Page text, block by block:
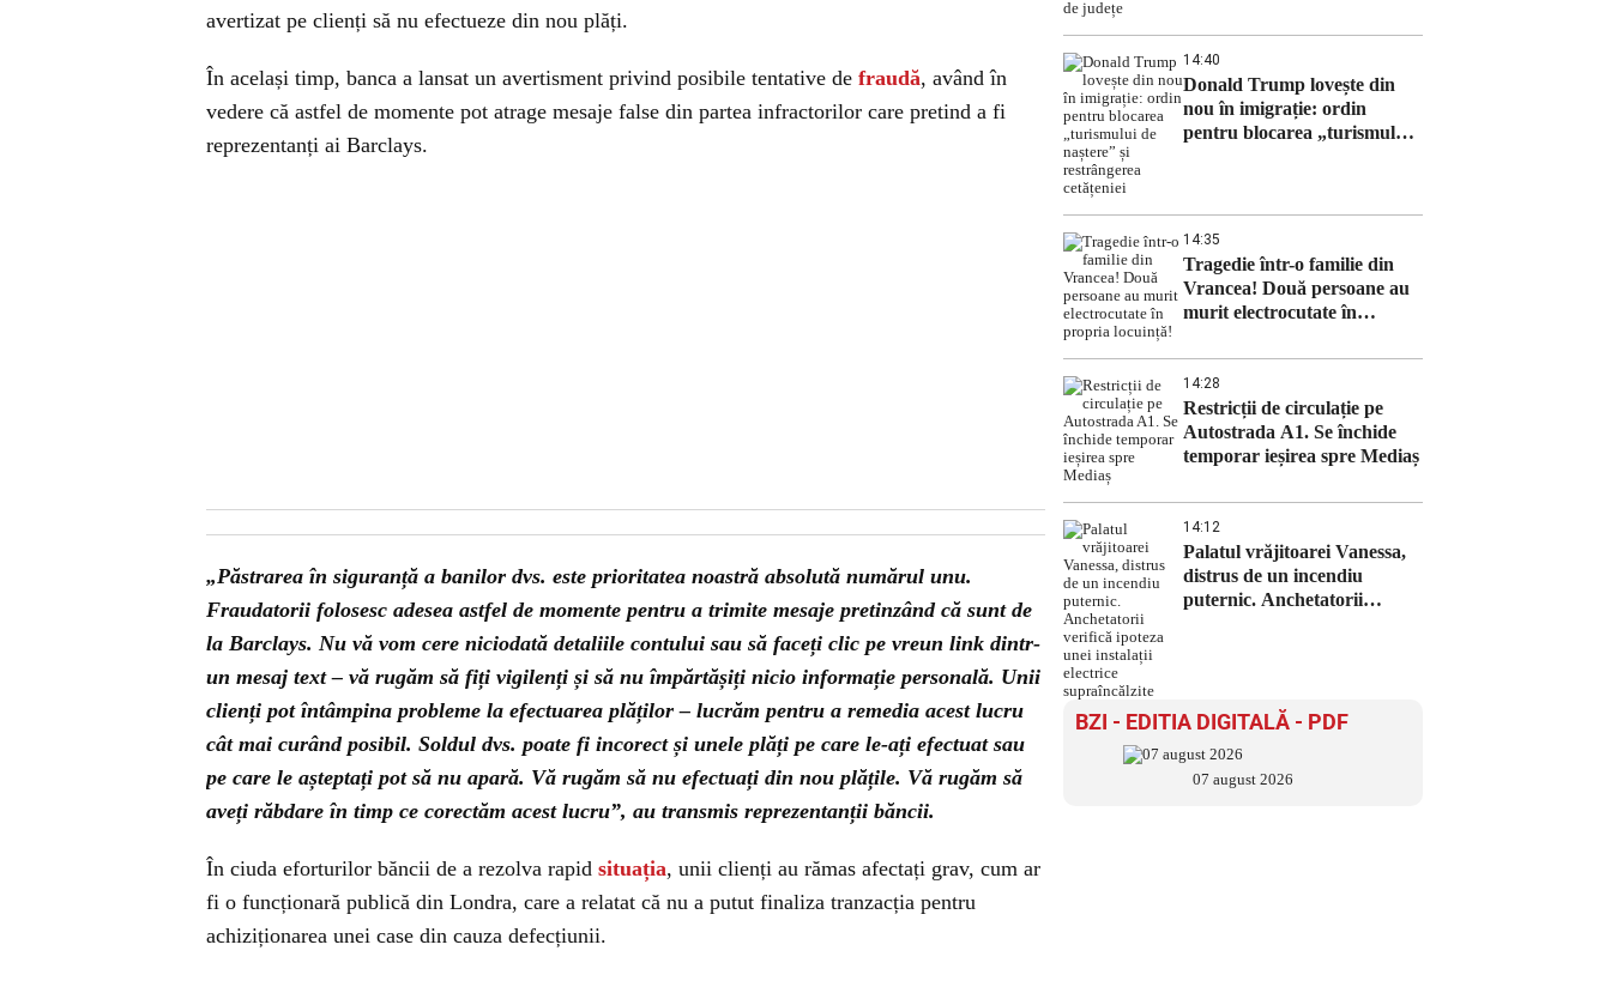
avertizat pe clienți să nu efectueze din nou plăți.
În același timp, banca a lansat un avertisment privind posibile tentative de fraudă, având în
vedere că astfel de momente pot atrage mesaje false din partea infractorilor care pretind a fi
reprezentanți ai Barclays.
„Păstrarea în siguranță a banilor dvs. este prioritatea noastră absolută numărul unu.
Fraudatorii folosesc adesea astfel de momente pentru a trimite mesaje pretinzând că sunt de
la Barclays. Nu vă vom cere niciodată detaliile contului sau să faceți clic pe vreun link dintr-
un mesaj text – vă rugăm să fiți vigilenți și să nu împărtășiți nicio informație personală. Unii
clienți pot întâmpina probleme la efectuarea plăților – lucrăm pentru a remedia acest lucru
cât mai curând posibil. Soldul dvs. poate fi incorect și unele plăți pe care le-ați efectuat sau
pe care le așteptați pot să nu apară. Vă rugăm să nu efectuați din nou plățile. Vă rugăm să
aveți răbdare în timp ce corectăm acest lucru”, au transmis reprezentanții băncii.
În ciuda eforturilor băncii de a rezolva rapid situația, unii clienți au rămas afectați grav, cum ar
fi o funcționară publică din Londra, care a relatat că nu a putut finaliza tranzacția pentru
achiziționarea unei case din cauza defecțiunii.
14:40
Donald Trump lovește din
nou în imigrație: ordin
pentru blocarea „turismului
14:35
Tragedie într-o familie din
Vrancea! Două persoane au
murit electrocutate în
14:28
Restricții de circulație pe
Autostrada A1. Se închide
temporar ieșirea spre Mediaș
14:12
Palatul vrăjitoarei Vanessa,
distrus de un incendiu
puternic. Anchetatorii
BZI - EDITIA DIGITALĂ - PDF
07 august 2026